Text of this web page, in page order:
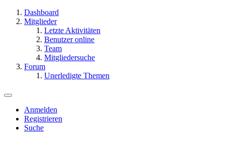
Dashboard
Mitglieder
Letzte Aktivitäten
Benutzer online
Team
Mitgliedersuche
Forum
Unerledigte Themen
Anmelden
Registrieren
Suche